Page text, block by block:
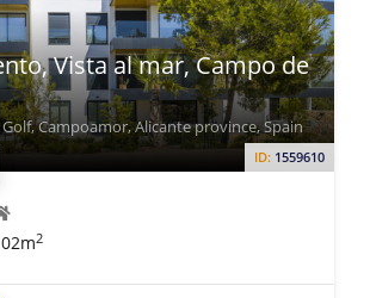
ID: 1559610
Vista al mar, Campo de
Campoamor, Alicante province, Spain
2